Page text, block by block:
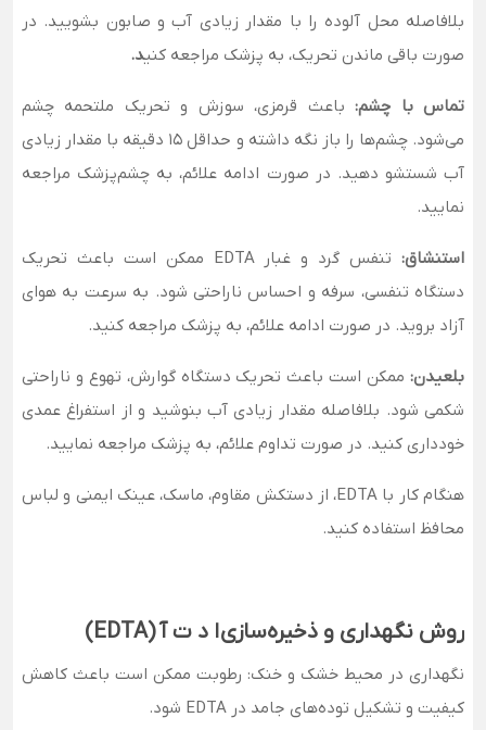
بلافاصله محل آلوده را با مقدار زیادی آب و صابون بشویید. در
صورت باقی ماندن تحریک، به پزشک مراجعه کنید.
تماس با چشم:باعث قرمزی، سوزش و تحریک ملتحمه چشم
می‌شود. چشم‌ها را باز نگه داشته و حداقل ۱۵ دقیقه با مقدار زیادی
آب شستشو دهید. در صورت ادامه علائم، به چشم‌پزشک مراجعه
نمایید.
استنشاق:
تنفس گرد و غبار EDTA ممکن است باعث تحریک
دستگاه تنفسی، سرفه و احساس ناراحتی شود. به سرعت به هوای
آزاد بروید. در صورت ادامه علائم، به پزشک مراجعه کنید.
بلعیدن: ممکن است باعث تحریک دستگاه گوارش، تهوع و ناراحتی
شکمی شود. بلافاصله مقدار زیادی آب بنوشید و از استفراغ عمدی
خودداری کنید. در صورت تداوم علائم، به پزشک مراجعه نمایید.
هنگام کار با EDTA، از دستکش مقاوم، ماسک، عینک ایمنی و لباس
محافظ استفاده کنید.
روش نگهداری و ذخیره‌سازیا د ت آ (EDTA)
نگهداری در محیط خشک و خنک: رطوبت ممکن است باعث کاهش
کیفیت و تشکیل توده‌های جامد در EDTA شود.